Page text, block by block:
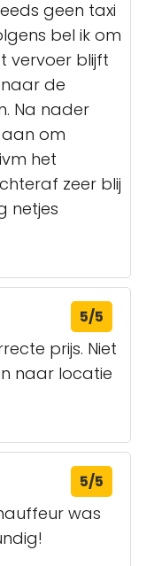
geen taxi
bel ik om
vervoer blijft
de
Na nader
om
het
zeer blij
netjes
5/5
prijs. Niet
naar locatie
5/5
was